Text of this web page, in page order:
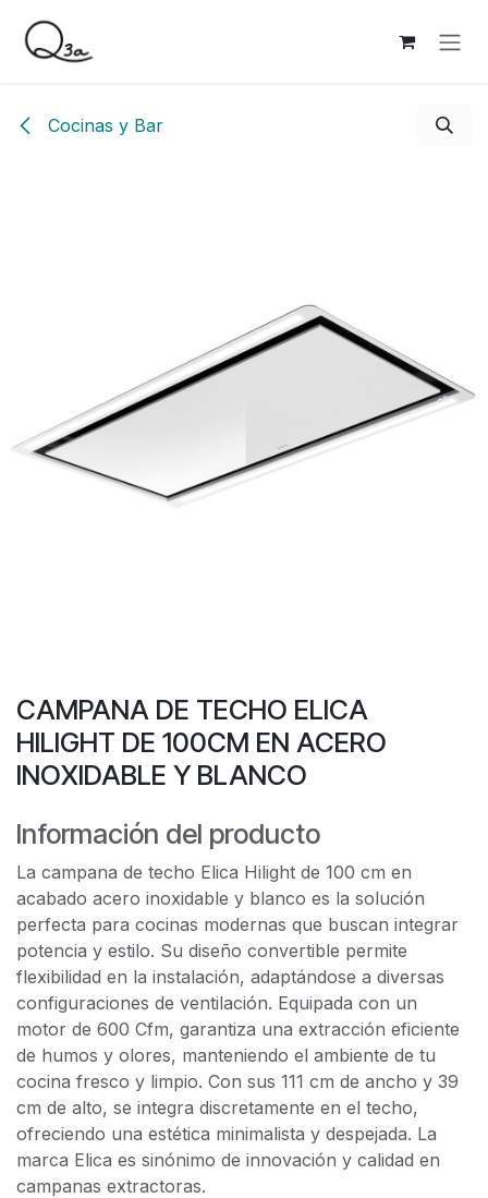
Cocinas y Bar
CAMPANA DE TECHO ELICA
HILIGHT DE 100CM EN ACERO
INOXIDABLE Y BLANCO
Información del producto
La campana de techo Elica Hilight de 100 cm en
acabado acero inoxidable y blanco es la solución
perfecta para cocinas modernas que buscan integrar
potencia y estilo. Su diseño convertible permite
flexibilidad en la instalación, adaptándose a diversas
configuraciones de ventilación. Equipada con un
motor de 600 Cfm, garantiza una extracción eficiente
de humos y olores, manteniendo el ambiente de tu
cocina fresco y limpio. Con sus 111 cm de ancho y 39
cm de alto, se integra discretamente en el techo,
ofreciendo una estética minimalista y despejada. La
marca Elica es sinónimo de innovación y calidad en
campanas extractoras.